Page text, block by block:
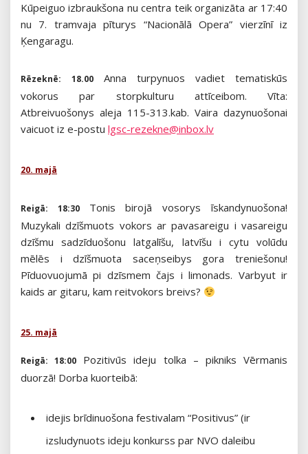
Kūpeiguo izbraukšona nu centra teik organizāta ar 17:40
nu 7. tramvaja pīturys “Nacionālā Opera” vierzīnī iz
Ķengaragu.
Rēzeknē: 18.00 Anna turpynuos vadiet tematiskūs
vokorus par storpkulturu attīceibom. Vīta:
Atbreivuošonys aleja 115-313.kab. Vaira dazynuošonai
vaicuot iz e-postu lgsc-rezekne@inbox.lv
20. majā
Reigā: 18:30 Tonis birojā vosorys īskandynuošona!
Muzykali dzīšmuots vokors ar pavasareigu i vasareigu
dzīšmu sadzīduošonu latgalīšu, latvīšu i cytu volūdu
mēlēs i dzīšmuota saceņseibys gora treniešonu!
Pīduovuojumā pi dzīsmem čajs i limonads. Varbyut ir
kaids ar gitaru, kam reitvokors breivs?
25. majā
Reigā: 18:00 Pozitivūs ideju tolka – pikniks Vērmanis
duorzā! Dorba kuorteibā:
idejis brīdinuošona festivalam “Positivus” (ir
izsludynuots ideju konkurss par NVO daleibu